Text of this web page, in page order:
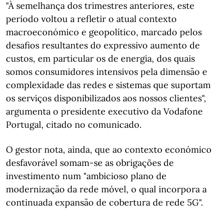
"À semelhança dos trimestres anteriores, este
período voltou a refletir o atual contexto
macroeconómico e geopolítico, marcado pelos
desafios resultantes do expressivo aumento de
custos, em particular os de energia, dos quais
somos consumidores intensivos pela dimensão e
complexidade das redes e sistemas que suportam
os serviços disponibilizados aos nossos clientes",
argumenta o presidente executivo da Vodafone
Portugal, citado no comunicado.
O gestor nota, ainda, que ao contexto económico
desfavorável somam-se as obrigações de
investimento num "ambicioso plano de
modernização da rede móvel, o qual incorpora a
continuada expansão de cobertura de rede 5G".